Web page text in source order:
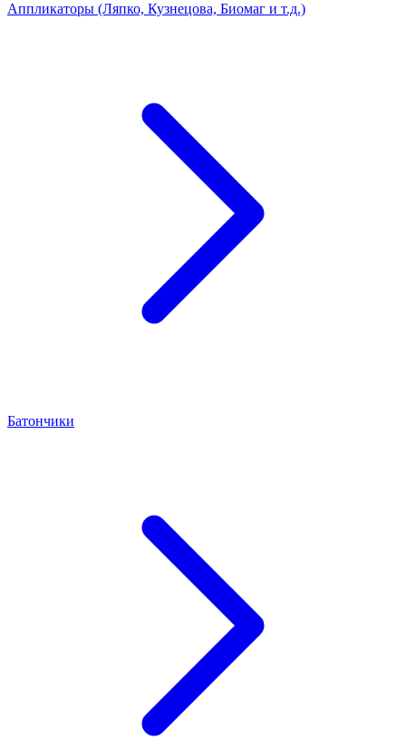
Аппликаторы (Ляпко, Кузнецова, Биомаг и т.д.)
Батончики